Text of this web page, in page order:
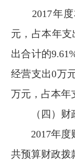
2017年度
元，占本年支
出合计的
经营支出0万
万元，占本年
（四）财政
2017年度财
共预算财政拨